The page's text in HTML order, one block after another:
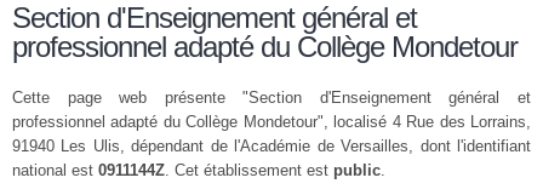
Section d'Enseignement général et
professionnel adapté du Collège Mondetour
Cette page web présente "Section d'Enseignement général et
professionnel adapté du Collège Mondetour", localisé 4 Rue des Lorrains,
91940 Les Ulis, dépendant de l'Académie de Versailles, dont l'identifiant
national est 0911144Z. Cet établissement est public.